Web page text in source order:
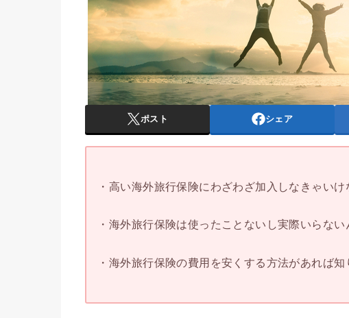
ポスト シェア
・高い海外旅行保険にわざわざ加入しなきゃいけ
・海外旅行保険は使ったことないし実際いらない
・海外旅行保険の費用を安くする方法があれば知